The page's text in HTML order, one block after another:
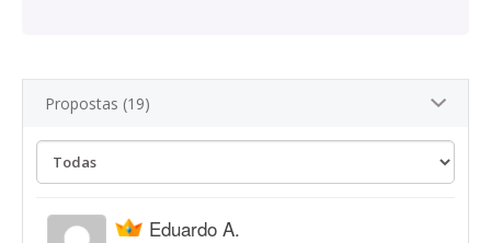
Propostas (19)
Eduardo A.